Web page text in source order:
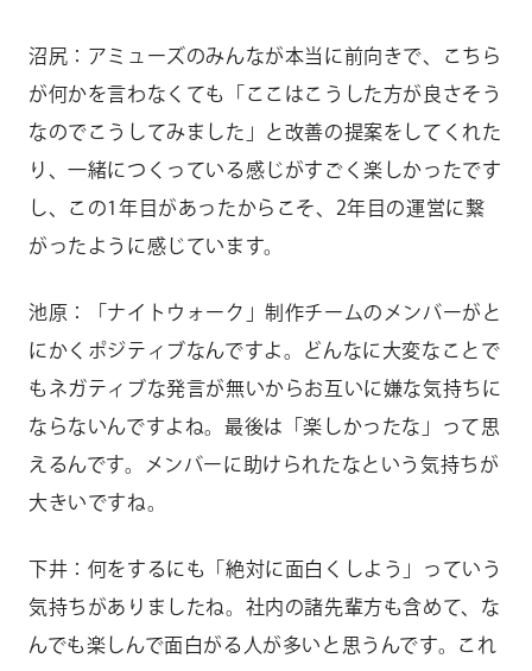
沼尻：アミューズのみんなが本当に前向きで、こちら
が何かを言わなくても「ここはこうした方が良さそう
なのでこうしてみました」と改善の提案をしてくれた
り、一緒につくっている感じがすごく楽しかったです
し、この1年目があったからこそ、 2年目の運営に繋
がったように感じています。
池原：「ナイトウォーク」制作チームのメンバーがと
にかくポジティブなんですよ。どんなに大変なことで
もネガティブな発言が無いからお互いに嫌な気持ちに
ならないんですよね。最後は「楽しかったな」って思
えるんです。メンバーに助けられたなという気持ちが
大きいですね。
下井：何をするにも「絶対に面白くしよう」っていう
気持ちがありましたね。社内の諸先輩方も含めて、な
んでも楽しんで面白がる人が多いと思うんです。これ